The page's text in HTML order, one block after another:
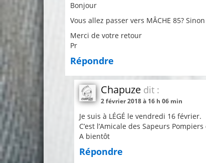
Bonjour
Vous allez passer vers MÂCHE 85?
Merci de votre retour
Pr
Répondre
Chapuze dit :
2 février 2018 à 16 h 06 min
Je suis à LÉGÉ le vendredi 16 février.
C’est l’Amicale des Sapeurs
A bientôt
Répondre